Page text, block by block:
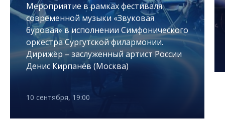
Мероприятие в рамках фестиваля
современной музыки «Звуковая
буровая» в исполнении Симфонического
оркестра Сургутской филармонии.
Дирижёр – заслуженный артист России
Денис Кирпанёв (Москва)
10 сентября, 19:00